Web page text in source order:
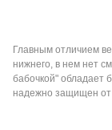
Главным отличием
нижнего, в нем нет
бабочкой" обладает
надежно защищен от